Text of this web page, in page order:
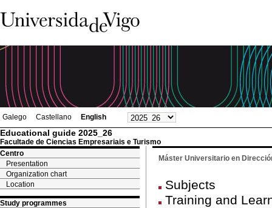
Galego Castellano English
Educational guide 2025_26
Facultade de Ciencias Empresariais e Turismo
Centro
Presentation
Organization chart
Location
Study programmes
Máster Universitario en
Subjects
Training and